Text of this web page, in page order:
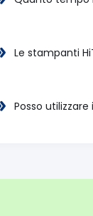
Le stampanti
Posso